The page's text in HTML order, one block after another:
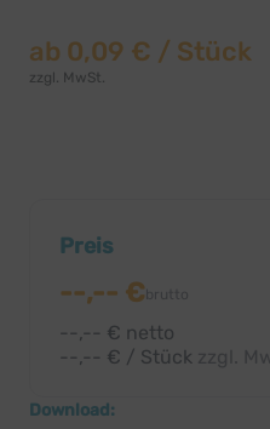
ab 0,09 € / Stück
zzgl. MwSt.
Preis
--,-- €
--,-- € netto
--,-- € / Stück
Download: